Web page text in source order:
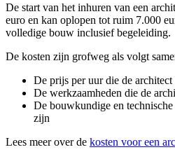
De start van het inhuren van een
euro en kan oplopen tot ruim 7.000
volledige bouw inclusief begeleiding.
De kosten zijn grofweg als volgt
De prijs per uur die de architect
De werkzaamheden die de
De bouwkundige en
zijn
Lees meer over de kosten voor een